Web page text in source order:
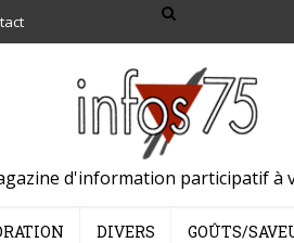
d'information participatif à
DIVERS GOÛTS/